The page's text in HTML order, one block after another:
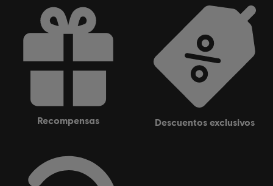
recompensas descuentos exclusivos